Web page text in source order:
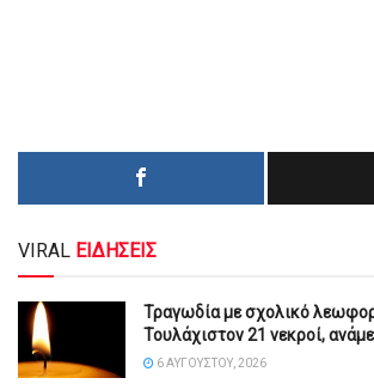
VIRAL ΕΙΔΗΣΕΙΣ
Τραγωδία με σχολικό
Τουλάχιστον 21 νεκροί,
6 ΑΥΓΟΎΣΤΟΥ, 2026